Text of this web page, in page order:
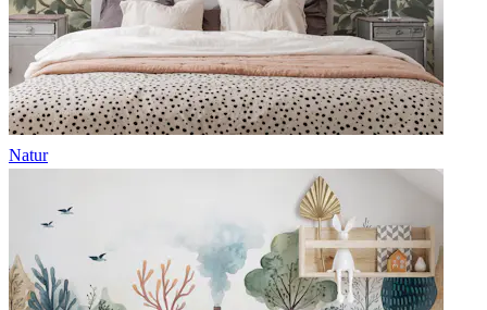
Natur